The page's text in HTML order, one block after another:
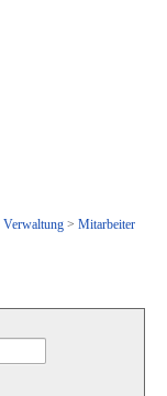
Verwaltung> Mitarbeiter